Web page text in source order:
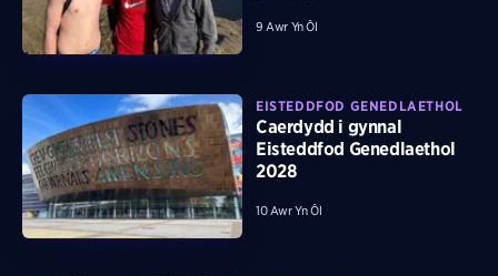
9 Awr Yn Ôl
EISTEDDFOD GENEDLAETHOL
Caerdydd i gynnal
Eisteddfod Genedlaethol
2028
10 Awr Yn Ôl